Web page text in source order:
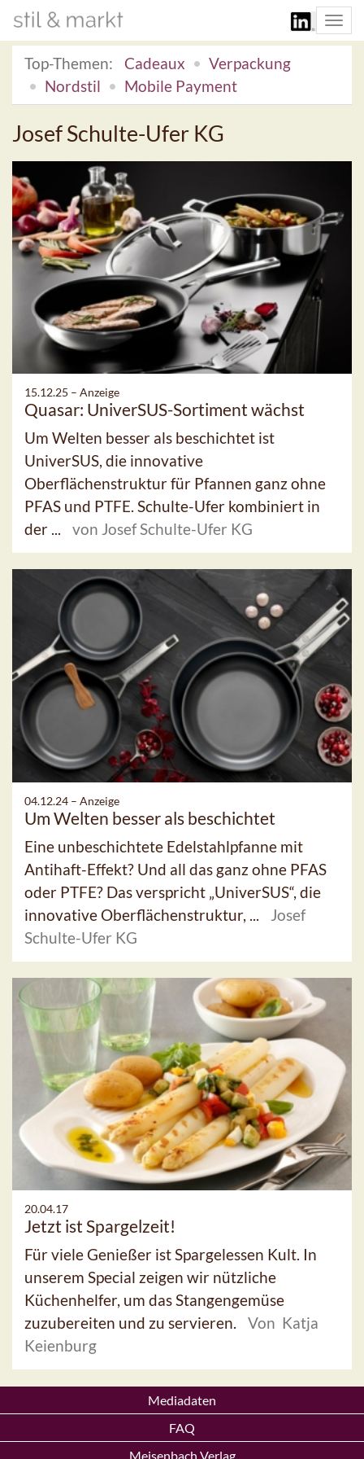
Top-Themen:
Cadeaux
Verpackung
Nordstil
Mobile Payment
Josef Schulte-Ufer KG
15.12.25 – Anzeige
Quasar: UniverSUS-Sortiment wächst
Um Welten besser als beschichtet ist
UniverSUS, die innovative
Oberflächenstruktur für Pfannen ganz ohne
PFAS und PTFE. Schulte-Ufer kombiniert in
der ...
von Josef Schulte-Ufer KG
04.12.24 – Anzeige
Um Welten besser als beschichtet
Eine unbeschichtete Edelstahlpfanne mit
Antihaft-Effekt? Und all das ganz ohne PFAS
oder PTFE? Das verspricht „UniverSUS“, die
innovative Oberflächenstruktur, ...
Josef
Schulte-Ufer KG
20.04.17
Jetzt ist Spargelzeit!
Für viele Genießer ist Spargelessen Kult. In
unserem Special zeigen wir nützliche
Küchenhelfer, um das Stangengemüse
zuzubereiten und zu servieren.
Von Katja
Keienburg
Mediadaten
FAQ
Meisenbach Verlag